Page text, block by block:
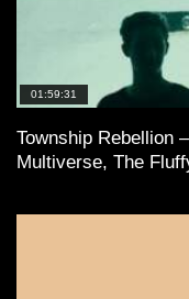
01:59:31
Township Rebellion
Multiverse, The